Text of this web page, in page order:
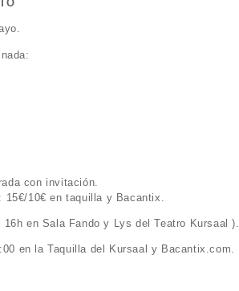
con invitación.
10€ en taquilla y Bacantix.
en Sala Fando y Lys del Teatro Kursaal ).
en la Taquilla del Kursaal y Bacantix.com.